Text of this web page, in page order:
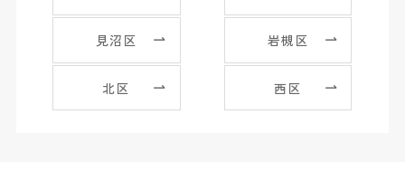
見沼区 岩槻区
北区 西区